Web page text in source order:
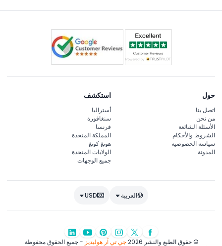
حول
اتصل بنا
من نحن
الأسئلة الشائعة
الشروط والأحكام
سياسة الخصوصية
المدونة
استكشف
أستراليا
سنغافورة
فرنسا
المملكة المتحدة
هونغ كونغ
الولايات المتحدة
جميع الوجهات
العربية USD
© حقوق الطبع والنشر 2026 جي تي آر هوليديز - جميع الحقوق محفوظة.